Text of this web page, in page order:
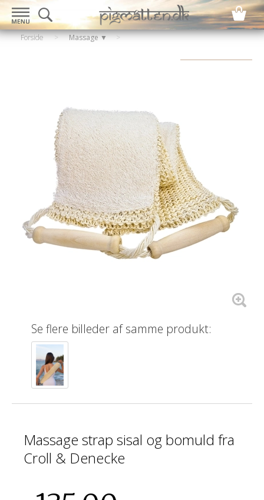
Forside > Massage ▼
Se flere billeder af samme produkt:
Massage strap sisal og bomuld fra
Croll & Denecke